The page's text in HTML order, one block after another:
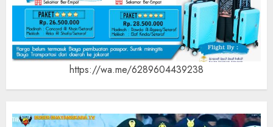
https://wa.me/6289604439238